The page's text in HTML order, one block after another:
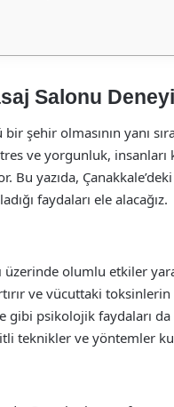
Salonu
şehir olmasının yanı
ve yorgunluk, insanları
yazıda,
faydaları ele alacağız.
olumlu etkiler
ve vücuttaki toksinlerin
psikolojik faydaları da
teknikler ve yöntemler